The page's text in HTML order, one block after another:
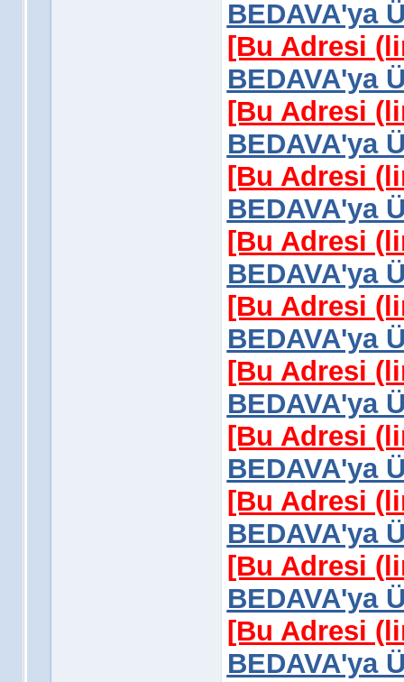
BEDAVA'ya
[Bu Adresi
BEDAVA'ya
[Bu Adresi
BEDAVA'ya
[Bu Adresi
BEDAVA'ya
[Bu Adresi
BEDAVA'ya
[Bu Adresi
BEDAVA'ya
[Bu Adresi
BEDAVA'ya
[Bu Adresi
BEDAVA'ya
[Bu Adresi
BEDAVA'ya
[Bu Adresi
BEDAVA'ya
[Bu Adresi
BEDAVA'ya